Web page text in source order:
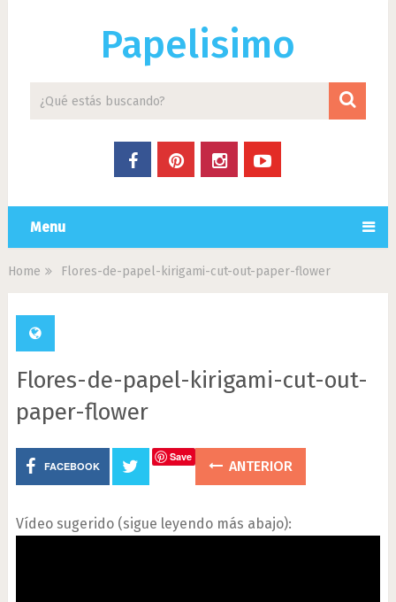
Papelisimo
Menu
Home Flores-de-papel-kirigami-cut-out-paper-flower
Flores-de-papel-kirigami-cut-out-
paper-flower
FACEBOOK
Save
ANTERIOR
Vídeo sugerido (sigue leyendo más abajo):